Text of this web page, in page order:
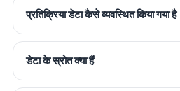
प्रतिक्रिया डेटा कैसे व्यवस्थित किया गया है
डेटा के स्रोत क्या हैं